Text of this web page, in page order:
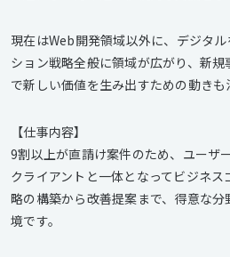
現在はWeb開発領域以外に、デジタ
ション戦略全般に領域が広がり、新
で新しい価値を生み出すための動きも
【仕事内容】
9割以上が直請け案件のため、ユーザ
クライアントと一体となってビジネ
略の構築から改善提案まで、得意な
境です。